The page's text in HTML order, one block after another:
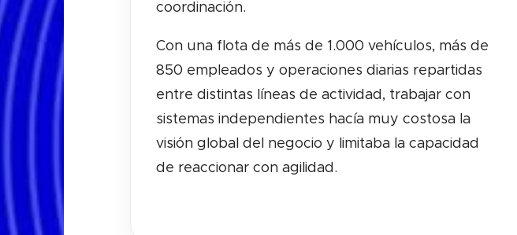
coordinación.
Con una flota de más de 1.000 vehículos, más de
850 empleados y operaciones diarias repartidas
entre distintas líneas de actividad, trabajar con
sistemas independientes hacía muy costosa la
visión global del negocio y limitaba la capacidad
de reaccionar con agilidad.